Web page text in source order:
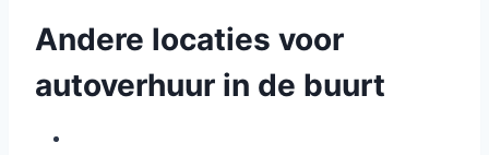
Andere locaties voor
autoverhuur in de buurt